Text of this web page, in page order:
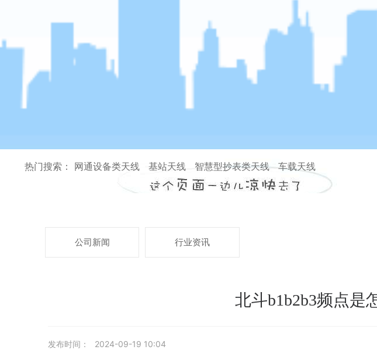
热门搜索： 网通设备类天线 基站天线 智慧型抄表类天线 车载天线
公司新闻 行业资讯
北斗b1b2b3频点是
发布时间： 2024-09-19 10:04